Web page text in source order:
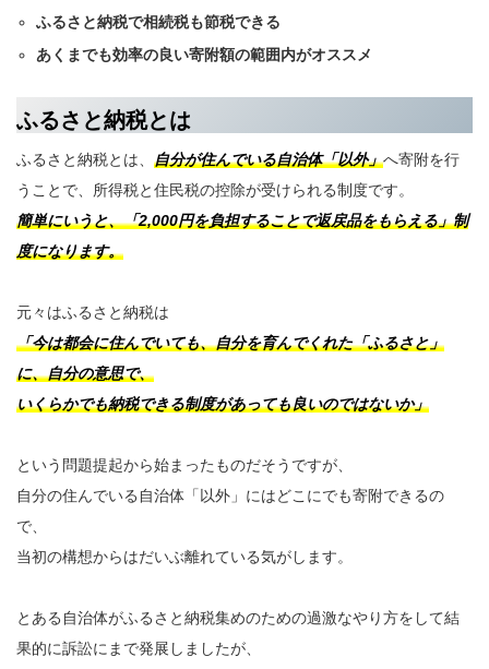
ふるさと納税で相続税も節税できる
あくまでも効率の良い寄附額の範囲内がオススメ
ふるさと納税とは
ふるさと納税とは、 自分が住んでいる自治体「以外」へ寄附を行
うことで、所得税と住民税の控除が受けられる制度です。
簡単にいうと、「2,000円を負担することで返戻品をもらえる」制
度になります。
元々はふるさと納税は
「今は都会に住んでいても、自分を育んでくれた「ふるさと」
に、自分の意思で、
いくらかでも納税できる制度があっても良いのではないか」
という問題提起から始まったものだそうですが、
自分の住んでいる自治体「以外」にはどこにでも寄附できるの
で、
当初の構想からはだいぶ離れている気がします。
とある自治体がふるさと納税集めのための過激なやり方をして結
果的に訴訟にまで発展しましたが、